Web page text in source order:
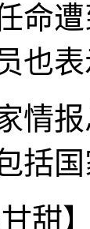
命
也表
报
括
甜】